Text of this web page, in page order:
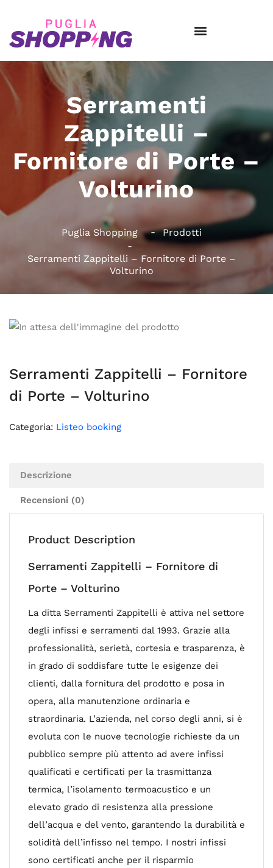
Serramenti
Zappitelli –
Fornitore di Porte –
Volturino
Puglia Shopping Prodotti
Serramenti Zappitelli – Fornitore di Porte –
Volturino
Serramenti Zappitelli – Fornitore
di Porte – Volturino
Categoria: Listeo booking
Descrizione
Recensioni (0)
Product Description
Serramenti Zappitelli – Fornitore di
Porte – Volturino
La ditta Serramenti Zappitelli è attiva nel settore
degli infissi e serramenti dal 1993. Grazie alla
professionalità, serietà, cortesia e trasparenza, è
in grado di soddisfare tutte le esigenze dei
clienti, dalla fornitura del prodotto e posa in
opera, alla manutenzione ordinaria e
straordinaria. L’azienda, nel corso degli anni, si è
evoluta con le nuove tecnologie richieste da un
pubblico sempre più attento ad avere infissi
qualificati e certificati per la trasmittanza
termica, l’isolamento termoacustico e un
elevato grado di resistenza alla pressione
dell’acqua e del vento, garantendo la durabilità e
solidità dell’infisso nel tempo. I nostri infissi
sono certificati anche per il risparmio